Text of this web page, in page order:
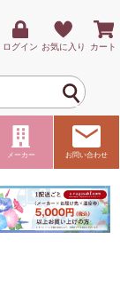
ログイン お気に入り カート
メーカー お問い合わせ